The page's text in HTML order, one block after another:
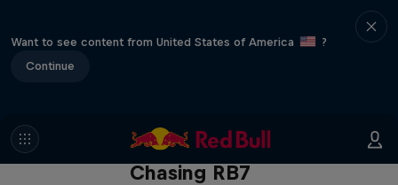
Want to see content from United States of America
?
Continue
Chasing RB7